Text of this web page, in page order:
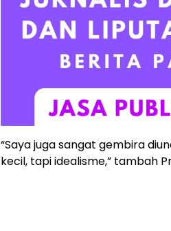
“Saya juga sangat gembira
kecil, tapi idealisme,” tambah